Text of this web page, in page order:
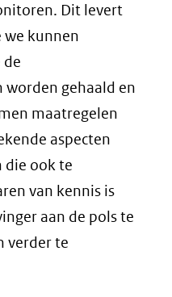
Dit levert
kunnen
de
gehaald en
maatregelen
aspecten
die ook te
van kennis is
aan de pols te
verder te